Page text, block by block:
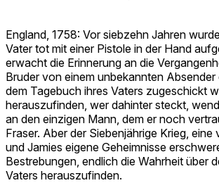
England, 1758: Vor siebzehn Jahren
Vater tot mit einer Pistole in der Hand
erwacht die Erinnerung an die
Bruder von einem unbekannten Absender
dem Tagebuch ihres Vaters zugeschickt
herauszufinden, wer dahinter steckt,
an den einzigen Mann, dem er noch
Fraser. Aber der Siebenjährige Krieg,
und Jamies eigene Geheimnisse
Bestrebungen, endlich die Wahrheit über
Vaters herauszufinden.